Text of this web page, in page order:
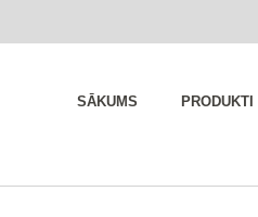
SĀKUMS PRODUKTI